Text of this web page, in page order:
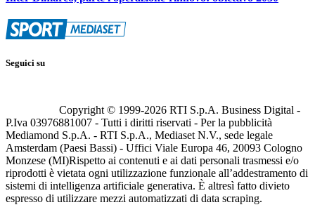
Seguici su
Copyright © 1999-2026 RTI S.p.A. Business Digital -
P.Iva 03976881007 - Tutti i diritti riservati - Per la pubblicità
Mediamond S.p.A. - RTI S.p.A., Mediaset N.V., sede legale
Amsterdam (Paesi Bassi) - Uffici Viale Europa 46, 20093 Cologno
Monzese (MI)Rispetto ai contenuti e ai dati personali trasmessi e/o
riprodotti è vietata ogni utilizzazione funzionale all’addestramento di
sistemi di intelligenza artificiale generativa. È altresì fatto divieto
espresso di utilizzare mezzi automatizzati di data scraping.